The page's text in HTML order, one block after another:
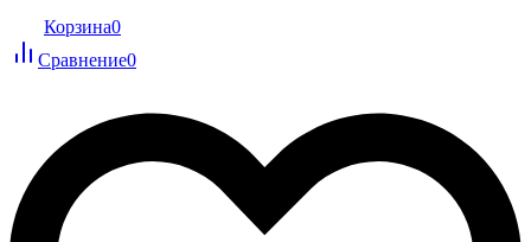
Корзина0
Сравнение0